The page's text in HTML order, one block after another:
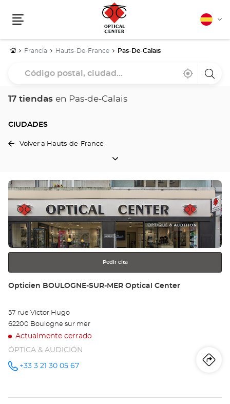
Español
InicioFrancia Hauts-De-France Pas-De-Calais
Cerca
,
una
17 tiendas en Pas-de-Calais
CIUDADES
CIUDADES
Volver a Hauts-de-France
Pulse
ENTER
para
obtener
más
información
Pedir cita
Tienda:
Opticien BOULOGNE-SUR-MER Optical Center
57 rue Victor Hugo
62200 Boulogne sur mer
Actualmente cerrado
ÓPTICA & AUDICIÓN
número
+33 3 21 30 05 67
a